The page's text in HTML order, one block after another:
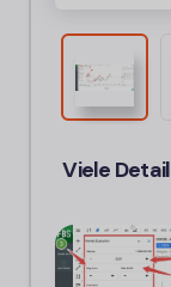
Viele